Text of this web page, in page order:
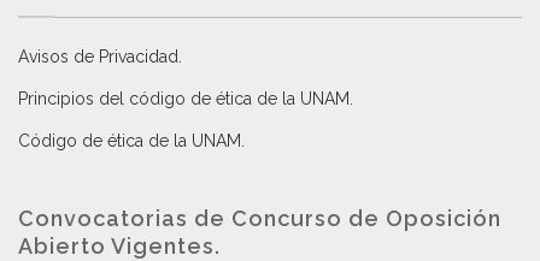
Avisos de Privacidad
Principios del código de ética de la UNAM
Código de ética de la UNAM
Convocatorias de Concurso de Oposición
Abierto Vigentes.